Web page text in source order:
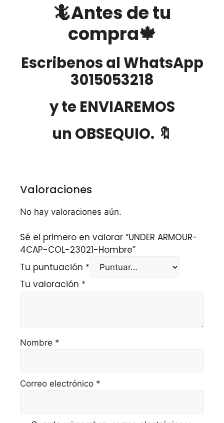
🦎Antes de tu
compra🍁
Escribenos al WhatsApp
3015053218
y te ENVIAREMOS
un OBSEQUIO. 🔖
Valoraciones
No hay valoraciones aún.
Sé el primero en valorar “UNDER ARMOUR-
4CAP-COL-23021-Hombre”
Tu puntuación *
Tu valoración *
Nombre *
Correo electrónico *